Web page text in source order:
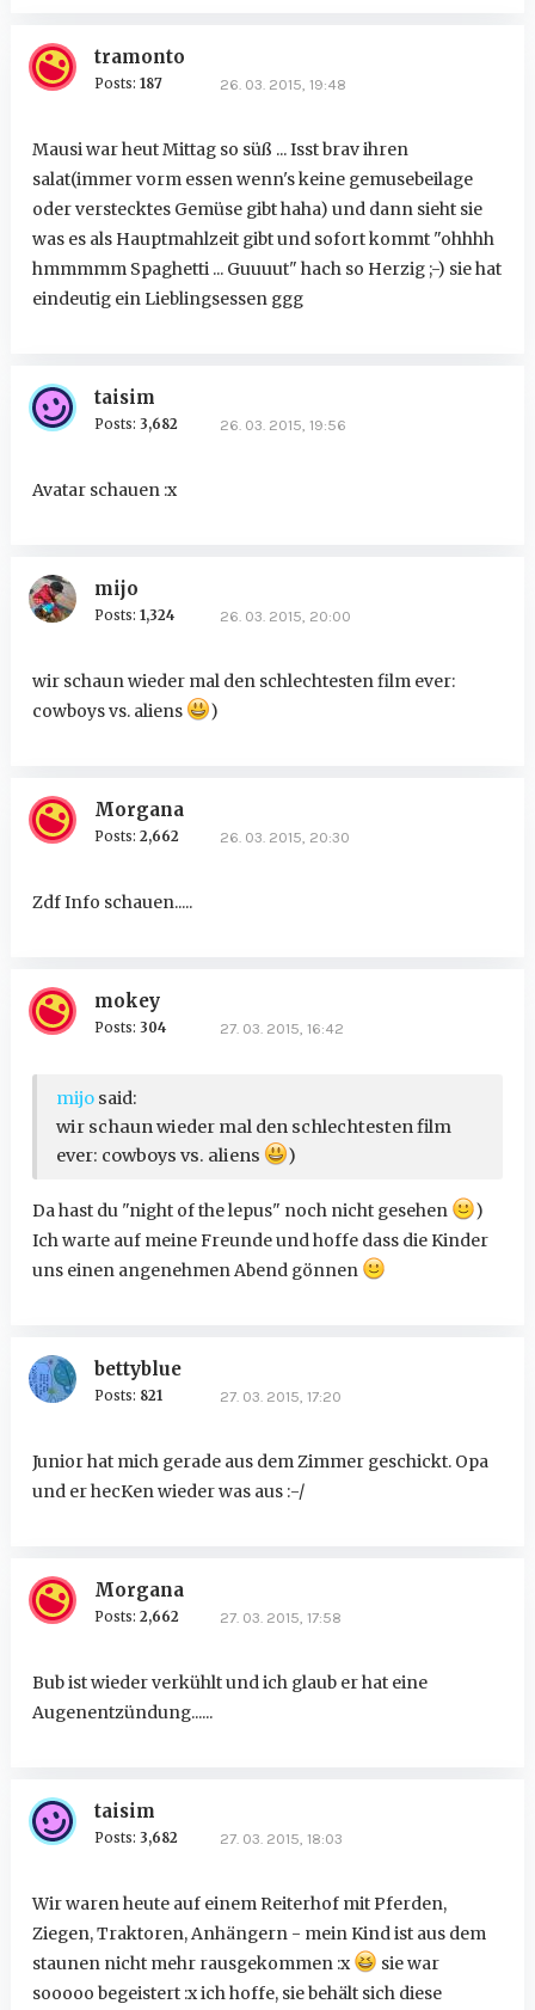
tramonto
Posts: 187 26. 03. 2015, 19:48
Mausi war heut Mittag so süß ... Isst brav ihren
salat(immer vorm essen wenn's keine gemusebeilage
oder verstecktes Gemüse gibt haha) und dann sieht sie
was es als Hauptmahlzeit gibt und sofort kommt "ohhhh
hmmmmm Spaghetti ... Guuuut" hach so Herzig ;-) sie hat
eindeutig ein Lieblingsessen ggg
taisim
Posts: 3,682 26. 03. 2015, 19:56
Avatar schauen :x
mijo
Posts: 1,324 26. 03. 2015, 20:00
wir schaun wieder mal den schlechtesten film ever:
cowboys vs. aliens
)
Morgana
Posts: 2,662 26. 03. 2015, 20:30
Zdf Info schauen.....
mokey
Posts: 304 27. 03. 2015, 16:42
mijosaid:
wir schaun wieder mal den schlechtesten film
ever: cowboys vs. aliens
)
Da hast du "night of the lepus" noch nicht gesehen
)
Ich warte auf meine Freunde und hoffe dass die Kinder
uns einen angenehmen Abend gönnen
bettyblue
Posts: 821 27. 03. 2015, 17:20
Junior hat mich gerade aus dem Zimmer geschickt. Opa
und er hecKen wieder was aus :-/
Morgana
Posts: 2,662 27. 03. 2015, 17:58
Bub ist wieder verkühlt und ich glaub er hat eine
Augenentzündung......
taisim
Posts: 3,682 27. 03. 2015, 18:03
Wir waren heute auf einem Reiterhof mit Pferden,
Ziegen, Traktoren, Anhängern - mein Kind ist aus dem
staunen nicht mehr rausgekommen :x
sie war
sooooo begeistert :x ich hoffe, sie behält sich diese